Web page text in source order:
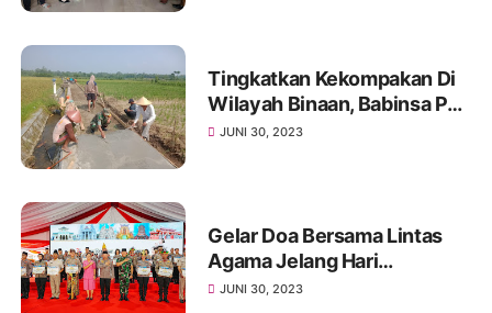
Tingkatkan Kekompakan Di
Wilayah Binaan, Babinsa Pos
Selopuro Gelar Gotong
JUNI 30, 2023
Gelar Doa Bersama Lintas
Agama Jelang Hari
Bhayangkara, Kapolri:
JUNI 30, 2023